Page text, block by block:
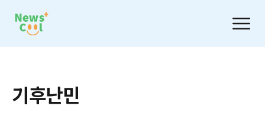
기후난민